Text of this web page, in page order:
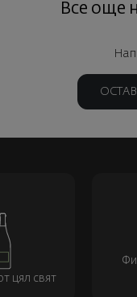
Все още
цял свят